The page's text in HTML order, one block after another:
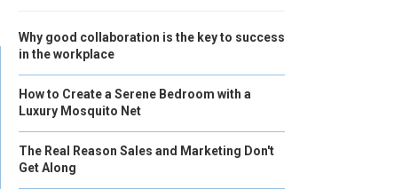
Why good collaboration is the key to success
in the workplace
How to Create a Serene Bedroom with a
Luxury Mosquito Net
The Real Reason Sales and Marketing Don't
Get Along